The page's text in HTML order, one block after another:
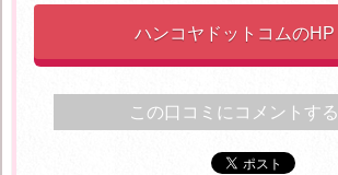
ハンコヤドットコムのHP
この口コミにコメントする